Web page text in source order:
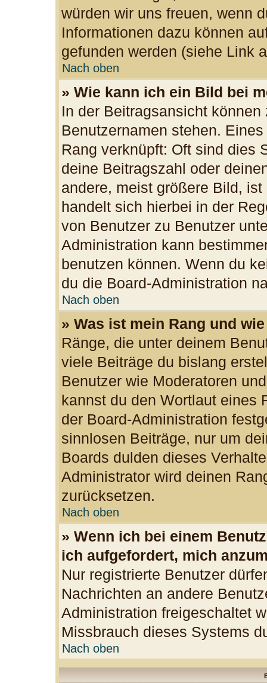
würden wir uns freuen, wenn
Informationen dazu können
gefunden werden (siehe Link
Nach oben
» Wie kann ich ein Bild bei
In der Beitragsansicht
Benutzernamen stehen.
Rang verknüpft: Oft sind dies
deine Beitragszahl oder
andere, meist größere Bild, ist
handelt sich hierbei in der
von Benutzer zu Benutzer
Administration kann
benutzen können. Wenn du
du die Board-Administration
Nach oben
» Was ist mein Rang und
Ränge, die unter deinem
viele Beiträge du bislang
Benutzer wie Moderatoren
kannst du den Wortlaut eines
der Board-Administration
sinnlosen Beiträge, nur um
Boards dulden dieses
Administrator wird deinen
zurücksetzen.
Nach oben
» Wenn ich bei einem
ich aufgefordert, mich
Nur registrierte Benutzer
Nachrichten an andere
Administration freigeschaltet
Missbrauch dieses Systems
Nach oben